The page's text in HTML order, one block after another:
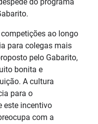
ao longo
para colegas mais
pelo Gabarito,
bonita e
A cultura
para o
este incentivo
com a